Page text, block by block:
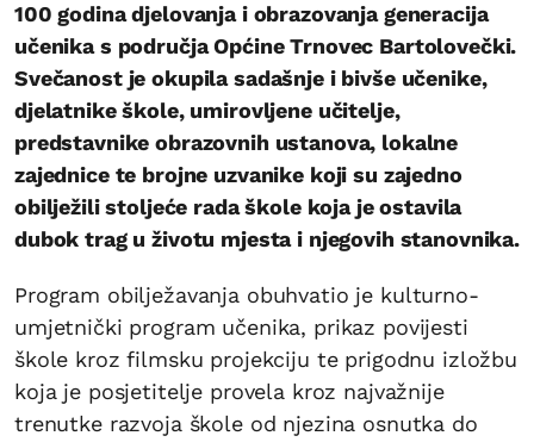
100 godina djelovanja i obrazovanja generacija
učenika s područja Općine Trnovec Bartolovečki.
Svečanost je okupila sadašnje i bivše učenike,
djelatnike škole, umirovljene učitelje,
predstavnike obrazovnih ustanova, lokalne
zajednice te brojne uzvanike koji su zajedno
obilježili stoljeće rada škole koja je ostavila
dubok trag u životu mjesta i njegovih stanovnika.
Program obilježavanja obuhvatio je kulturno-
umjetnički program učenika, prikaz povijesti
škole kroz filmsku projekciju te prigodnu izložbu
koja je posjetitelje provela kroz najvažnije
trenutke razvoja škole od njezina osnutka do